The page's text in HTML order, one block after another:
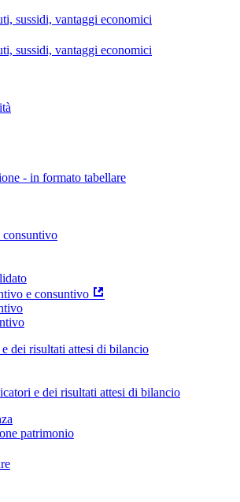
sussidi, vantaggi economici
sussidi, vantaggi economici
- in formato tabellare
e consuntivo
dei risultati attesi di bilancio
e dei risultati attesi di bilancio
patrimonio